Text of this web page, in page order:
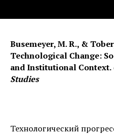
Busemeyer, M. R., &
Technological Change:
and Institutional Context.
Studies
Технологический